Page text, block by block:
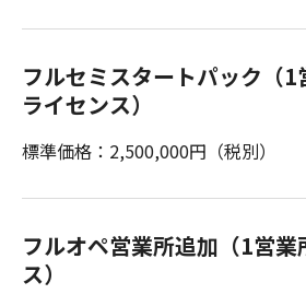
フルセミスタートパック（
ライセンス）
標準価格：2,500,000円（税別）
フルオペ営業所追加（1営
ス）